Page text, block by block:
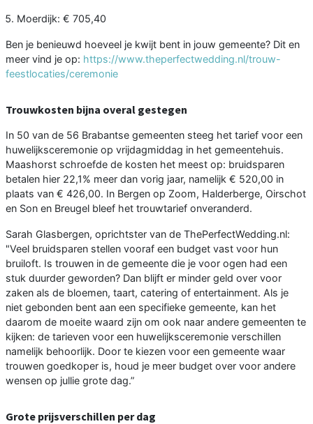
Moerdijk: € 705,40
Ben je benieuwd hoeveel je kwijt bent in jouw gemeente? Dit en
meer vind je op: https://www.theperfectwedding.nl/trouw-
feestlocaties/ceremonie
Trouwkosten bijna overal gestegen
In 50 van de 56 Brabantse gemeenten steeg het tarief voor een
huwelijksceremonie op vrijdagmiddag in het gemeentehuis.
Maashorst schroefde de kosten het meest op: bruidsparen
betalen hier 22,1% meer dan vorig jaar, namelijk € 520,00 in
plaats van € 426,00. In Bergen op Zoom, Halderberge, Oirschot
en Son en Breugel bleef het trouwtarief onveranderd.
Sarah Glasbergen, oprichtster van de ThePerfectWedding.nl:
"Veel bruidsparen stellen vooraf een budget vast voor hun
bruiloft. Is trouwen in de gemeente die je voor ogen had een
stuk duurder geworden? Dan blijft er minder geld over voor
zaken als de bloemen, taart, catering of entertainment. Als je
niet gebonden bent aan een specifieke gemeente, kan het
daarom de moeite waard zijn om ook naar andere gemeenten te
kijken: de tarieven voor een huwelijksceremonie verschillen
namelijk behoorlijk. Door te kiezen voor een gemeente waar
trouwen goedkoper is, houd je meer budget over voor andere
wensen op jullie grote dag.”
Grote prijsverschillen per dag